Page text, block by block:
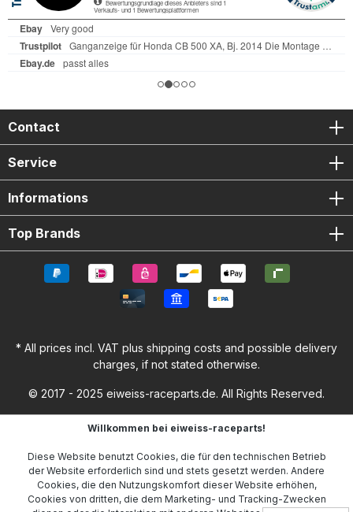
Contact
Service
Informations
Top Brands
* All prices incl. VAT plus shipping costs and possible delivery
charges, if not stated otherwise.
© 2017 - 2025 eiweiss-raceparts.de. All Rights Reserved.
Willkommen bei eiweiss-raceparts!
Diese Website benutzt Cookies, die für den technischen Betrieb
der Website erforderlich sind und stets gesetzt werden. Andere
Cookies, die den Nutzungskomfort dieser Website erhöhen,
Cookies von dritten, die dem Marketing- und Tracking-Zwecken